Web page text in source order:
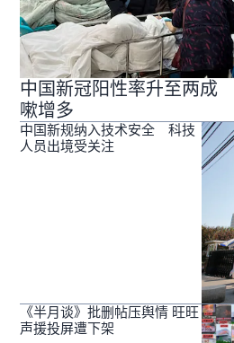
中国新冠阳性率升至两成
嗽增多
中国新规纳入技术安全 科技
人员出境受关注
《半月谈》批删帖压舆情 旺旺
声援投屏遭下架